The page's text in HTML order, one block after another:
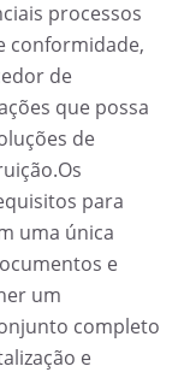
processos
conformidade,
de
que possa
de
para
uma única
e
um
completo
e